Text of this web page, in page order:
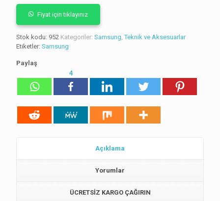
Fiyat için tıklayınız
Stok kodu: 952 Kategoriler: Samsung ,Teknik ve Aksesuarlar
Etiketler: Samsung
Paylaş
4
Açıklama
Yorumlar
ÜCRETSİZ KARGO ÇAĞIRIN